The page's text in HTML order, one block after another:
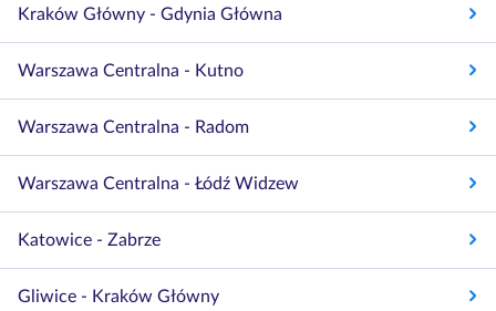
Kraków Główny - Gdynia Główna
Warszawa Centralna - Kutno
Warszawa Centralna - Radom
Warszawa Centralna - Łódź Widzew
Katowice - Zabrze
Gliwice - Kraków Główny